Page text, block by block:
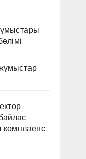
комплаенс